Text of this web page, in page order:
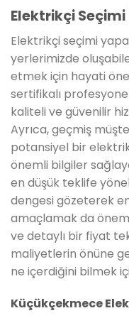
Elektrikçi
Elektrikçi seçimi
yerlerimizde
etmek için hayati
sertifikalı
kaliteli ve güvenilir
Ayrıca, geçmiş
potansiyel bir
önemli bilgiler
en düşük teklife
dengesi gözeterek
amaçlamak da
ve detaylı bir fiyat
maliyetlerin önüne
ne içerdiğini bilmek
Küçükçekmece